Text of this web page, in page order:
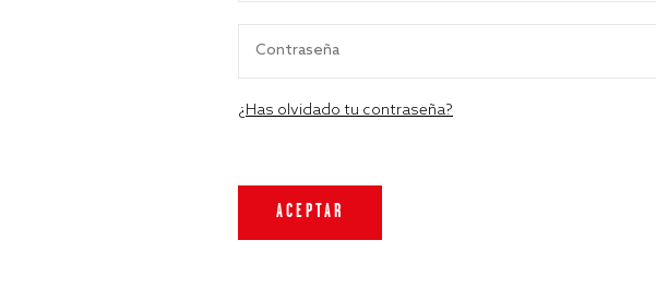
¿Has olvidado tu contraseña?